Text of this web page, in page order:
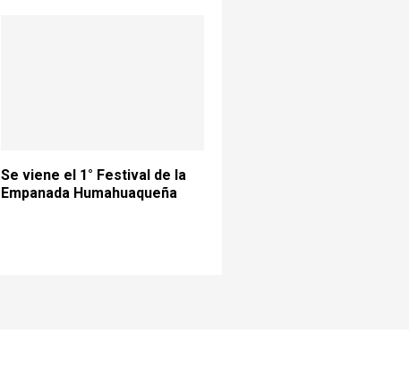
Se viene el 1° Festival de la
Empanada Humahuaqueña